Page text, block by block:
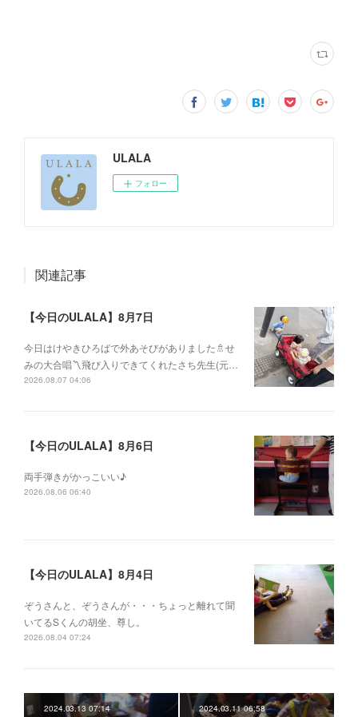
ULALA
フォロー
関連記事
【今日のULALA】8月7日
今日はけやきひろばで外あそびがありました🚿せ
みの大合唱〽飛び入りできてくれたさち先生(元…
2026.08.07 04:06
【今日のULALA】8月6日
両手弾きがかっこいい♪
2026.08.06 06:40
【今日のULALA】8月4日
ぞうさんと、ぞうさんが・・・ちょっと離れて聞
いてるSくんの胡坐、尊し。
2026.08.04 07:24
2024.03.13 07:14 2024.03.11 06:58